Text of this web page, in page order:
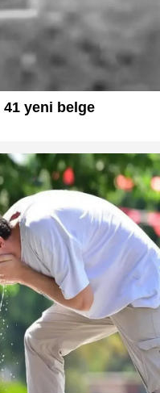
41 yeni belge